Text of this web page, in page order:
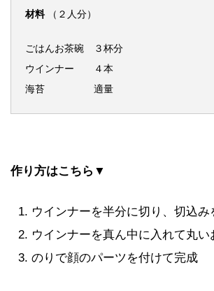
材料（２人分）
ごはんお茶碗 ３杯分
ウインナー ４本
海苔 適量
作り方はこちら▼
ウインナーを半分に切り、切込み
ウインナーを真ん中に入れて丸い
のりで顔のパーツを付けて完成